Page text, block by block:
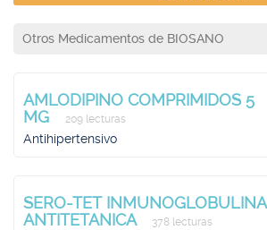
Otros Medicamentos de BIOSANO
AMLODIPINO COMPRIMIDOS 5
MG
209 lecturas
Antihipertensivo
SERO-TET INMUNOGLOBULINA
ANTITETANICA
378 lecturas